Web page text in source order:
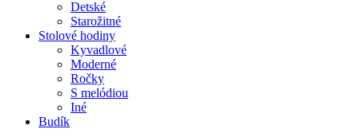
Detské
Starožitné
Stolové hodiny
Kyvadlové
Moderné
Ročky
S melódiou
Iné
Budík